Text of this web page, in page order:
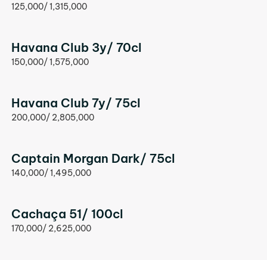
125,000/ 1,315,000
Havana Club 3y/ 70cl
150,000/ 1,575,000
Havana Club 7y/ 75cl
200,000/ 2,805,000
Captain Morgan Dark/ 75cl
140,000/ 1,495,000
Cachaça 51/ 100cl
170,000/ 2,625,000